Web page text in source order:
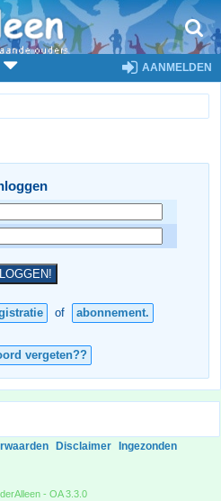
AANMELDEN
of abonnement.
vergeten??
Disclaimer Ingezonden
- OA 3.3.0